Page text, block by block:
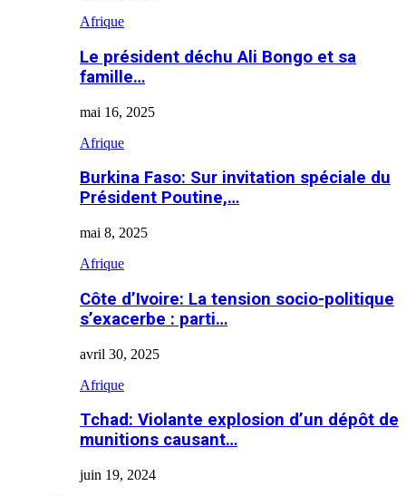
Afrique
Le président déchu Ali Bongo et sa
famille…
mai 16, 2025
Afrique
Burkina Faso: Sur invitation spéciale du
Président Poutine,…
mai 8, 2025
Afrique
Côte d’Ivoire: La tension socio-politique
s’exacerbe : parti…
avril 30, 2025
Afrique
Tchad: Violante explosion d’un dépôt de
munitions causant…
juin 19, 2024